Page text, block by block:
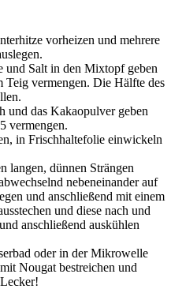
vorheizen und mehrere
und Salt in den Mixtopf geben
Teig vermengen. Die Hälfte des
und das Kakaopulver geben
vermengen.
in Frischhaltefolie einwickeln
langen, dünnen Strängen
nebeneinander auf
und anschließend mit einem
und diese nach und
anschließend auskühlen
oder in der Mikrowelle
Nougat bestreichen und